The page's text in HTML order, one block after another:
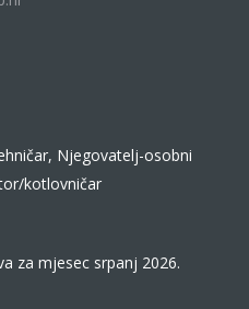
Njegovatelj-osobni
kotlovničar
za mjesec srpanj 2026.